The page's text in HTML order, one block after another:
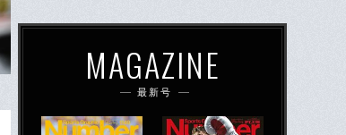
MAGAZINE
最新号